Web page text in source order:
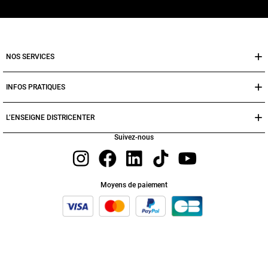
NOS SERVICES
INFOS PRATIQUES
L’ENSEIGNE DISTRICENTER
Suivez-nous
Moyens de paiement